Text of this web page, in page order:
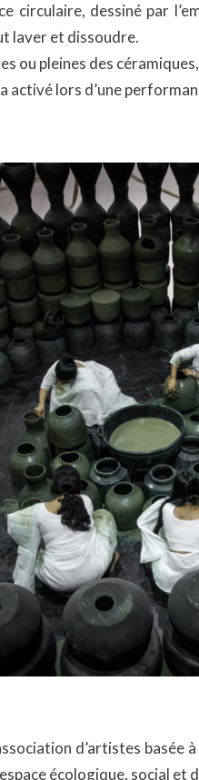
circulaire, dessiné par
laver et dissoudre.
ou pleines des
activé lors d’une
d’artistes basée
écologique, social et